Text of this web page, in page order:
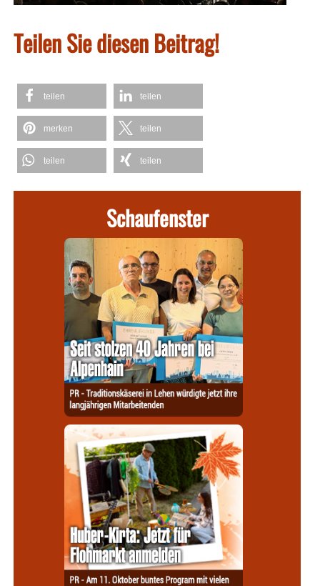
Teilen Sie diesen Beitrag!
teilen teilen
merken teilen
teilen teilen
Schaufenster